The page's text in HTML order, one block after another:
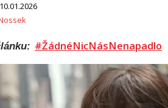
10.01.2026
#ŽádnéNicNásNenapadlo